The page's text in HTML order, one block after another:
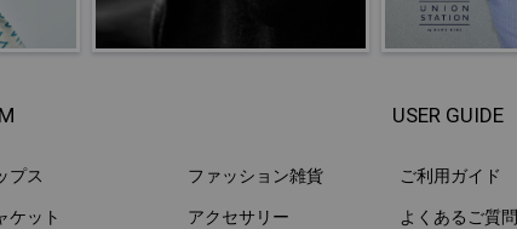
プス
ケット
ファッション雑貨
アクセサリー
USER GUIDE
ご利用ガイド
よくあるご質問